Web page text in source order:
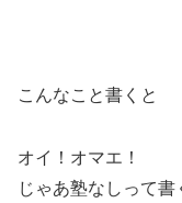
こんなこと書くと
オイ！オマエ！
じゃあ塾なしって書